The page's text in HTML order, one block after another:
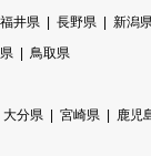
福井県 長野県
新潟
鳥取県
大分県 宮崎県 鹿児